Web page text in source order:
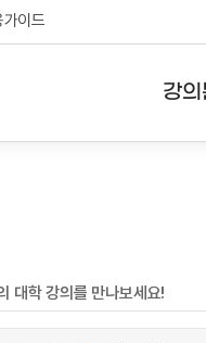
가이드
강
대학 강의를 만나보세요!